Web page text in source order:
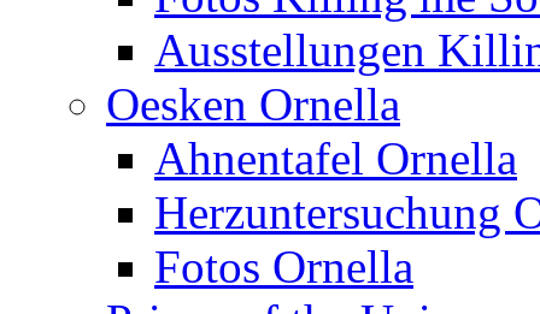
Ausstellungen
Oesken Ornella
Ahnentafel Ornella
Herzuntersuchung
Fotos Ornella